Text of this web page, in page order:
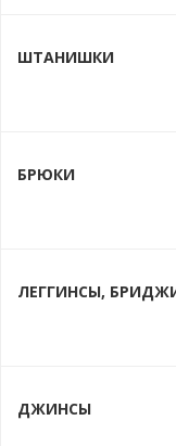
ШТАНИШКИ
БРЮКИ
ЛЕГГИНСЫ,
ДЖИНСЫ